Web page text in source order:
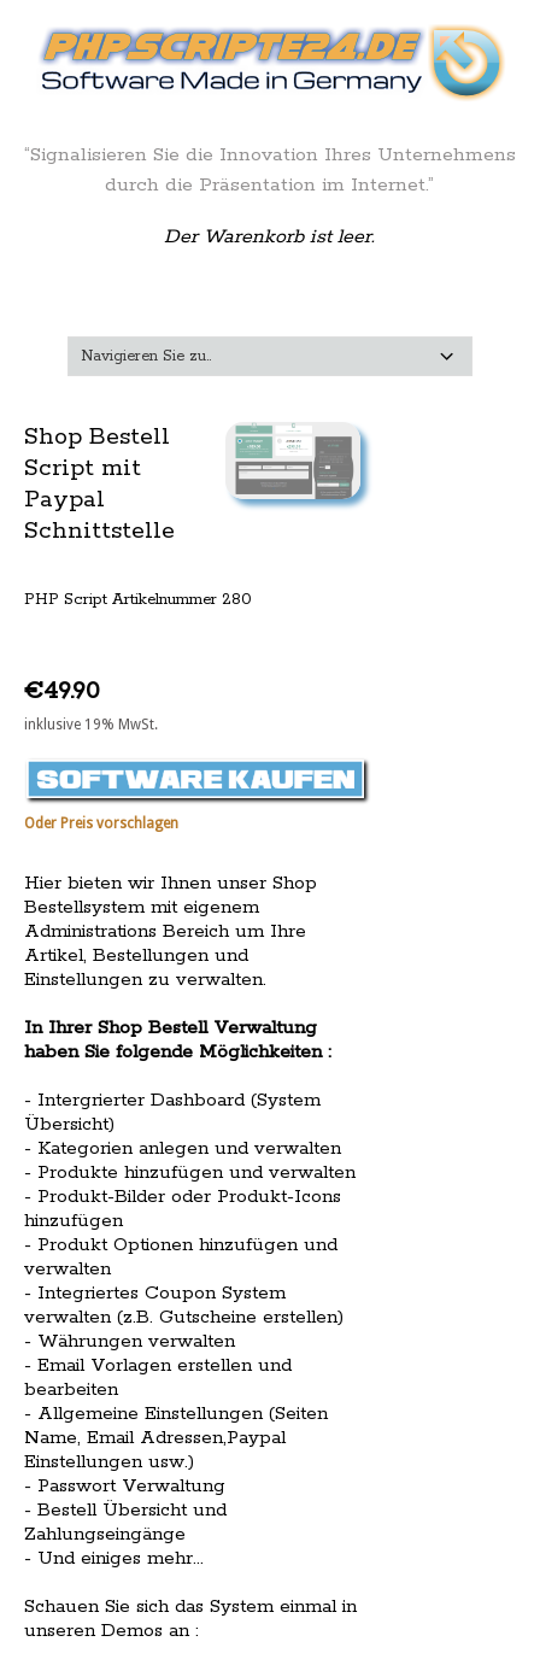
“Signalisieren Sie die Innovation Ihres Unternehmens
durch die Präsentation im Internet.”
Der Warenkorb ist leer.
Shop Bestell
Script mit
Paypal
Schnittstelle
PHP Script Artikelnummer 280
€49.90
inklusive 19% MwSt.
Oder Preis vorschlagen
Hier bieten wir Ihnen unser Shop
Bestellsystem mit eigenem
Administrations Bereich um Ihre
Artikel, Bestellungen und
Einstellungen zu verwalten.
In Ihrer Shop Bestell Verwaltung
haben Sie folgende Möglichkeiten :
- Intergrierter Dashboard (System
Übersicht)
- Kategorien anlegen und verwalten
- Produkte hinzufügen und verwalten
- Produkt-Bilder oder Produkt-Icons
hinzufügen
- Produkt Optionen hinzufügen und
verwalten
- Integriertes Coupon System
verwalten (z.B. Gutscheine erstellen)
- Währungen verwalten
- Email Vorlagen erstellen und
bearbeiten
- Allgemeine Einstellungen (Seiten
Name, Email Adressen,Paypal
Einstellungen usw.)
- Passwort Verwaltung
- Bestell Übersicht und
Zahlungseingänge
- Und einiges mehr...
Schauen Sie sich das System einmal in
unseren Demos an :